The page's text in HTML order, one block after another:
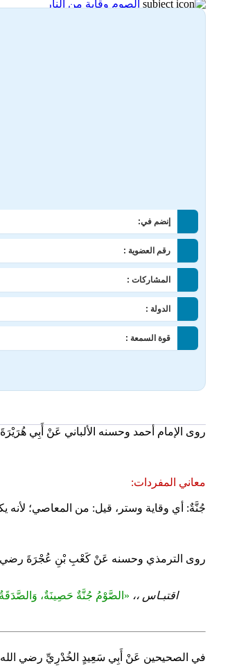
الصوم وقاية من النار
17-03-2024 19:05
إنضم في:
رقم العضوية :
المشاركات :
الدولة :
قوة السمعة :
روى الإمام أحمد وحسنه الألباني عَنْ أَبِي
معاني المفردات:
جُنَّةٌ: أي وقاية وستر، قيل: من المعاصي؛ لأنه
روى الترمذي وحسنه عَنْ كَعْبِ بْنِ عُجْرَةَ رضي
اقتبـاس ،، «الصَّوْمُ جُنَّةٌ حَصِينَةٌ،
في الصحيحين عَنْ أَبِي سَعِيدٍ الخُدْرِيِّ رضي